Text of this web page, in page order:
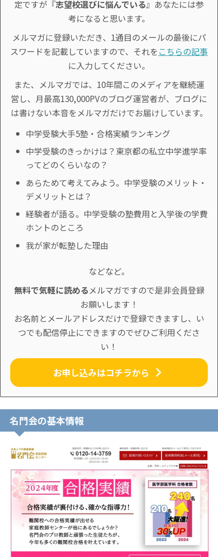
定ですが『志望校選びに悩んでいる』あなたには参
考になると思います。
メルマガに登録いただき、1通目のメールの最後にパ
スワードを記載していますので、それを こちらの記事
に入力してください。
また、メルマガでは、10年間このメディアを継続運
営し、月最高130,000PVのブログ運営者が、ブログに
は書けない本音をメルマガだけでお届けしています。
中学受験大手5塾・合格実績ランキング
中学受験のきっかけは？東京都の私立中学進学率
ってどのくらいなの？
あらためて考えてみよう。中学受験のメリット・
デメリットとは？
経験者が語る。中学受験の塾費用と入学後の学費
ホントのところ
我が家が転塾した理由
などなど。
無料で気軽に読めるメルマガですので是非会員登録
お願いします！
お名前とメールアドレスだけで登録できますし、い
つでも配信停止にできますのでぜひご利用くださ
い！
お申し込みはコチラから
名門会の基本情報